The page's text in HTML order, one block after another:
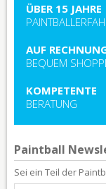
ÜBER 15 JAHRE
AUF
BEQUEM
KOMPETENTE
BERATUNG
Paintball
Sei ein Teil der